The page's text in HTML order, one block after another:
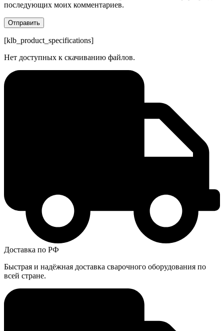
последующих моих комментариев.
[klb_product_specifications]
Нет доступных к скачиванию файлов.
Доставка по РФ
Быстрая и надёжная доставка сварочного оборудования по
всей стране.